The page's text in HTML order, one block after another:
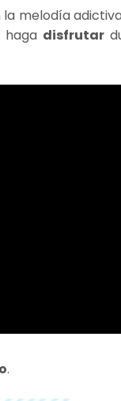
melodía
haga disfrutar
.